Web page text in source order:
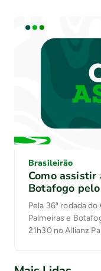
Brasileirão
Como
Botafogo
Pela 36ª rodada
Palmeiras e
21h30 no Allianz